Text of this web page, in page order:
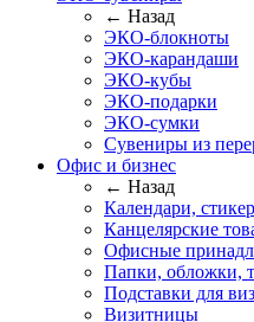
← Назад
ЭКО-блокноты
ЭКО-карандаши
ЭКО-кубы
ЭКО-подарки
ЭКО-сумки
Сувениры из
Офис и бизнес
← Назад
Календари,
Канцелярские
Офисные
Папки, обложки,
Подставки для
Визитницы